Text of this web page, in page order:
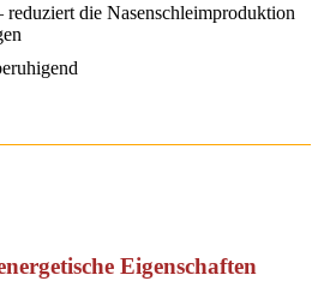
reduziert die Nasenschleimproduktion
Eigenschaften